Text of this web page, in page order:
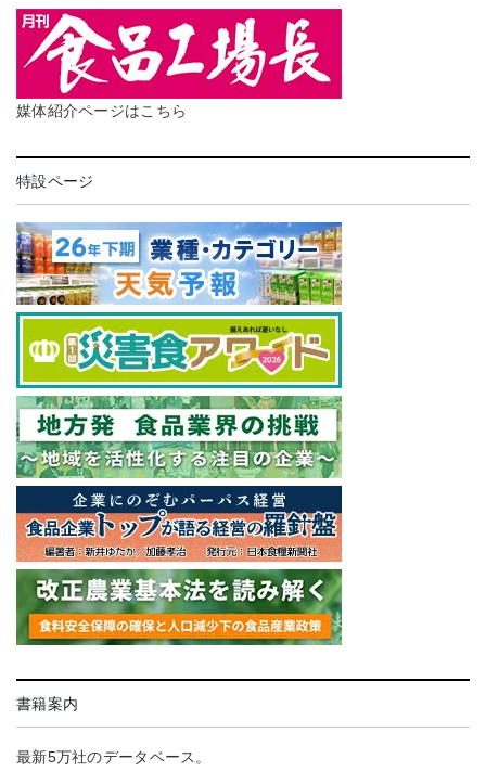
媒体紹介ページはこちら
特設ページ
書籍案内
最新5万社のデータベース。